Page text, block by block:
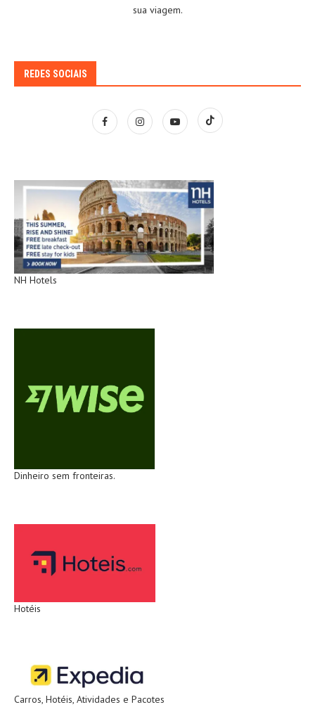
sua viagem.
REDES SOCIAIS
NH Hotels
Dinheiro sem fronteiras.
Hotéis
Carros, Hotéis, Atividades e Pacotes